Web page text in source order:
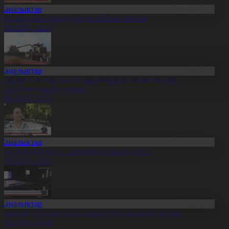
тұзды көлдерде 6 адам қайтыс болған
20:13
солтүстіктегі тұрғындарды облыстың 90
құттықтады
20:11
Конституция – жарқын болашақ кепілі
20:11
Үгіт-насихат жұмыстары жалғасып жатыр
20:01